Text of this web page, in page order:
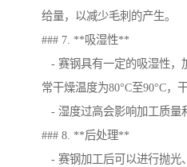
给量，以减少毛刺的产生。
### 7. **吸湿性**
- 赛钢具有一定的吸湿性，
常干燥温度为80°C至90°C，
- 湿度过高会影响加工质量
### 8. **后处理**
- 赛钢加工后可以进行抛光